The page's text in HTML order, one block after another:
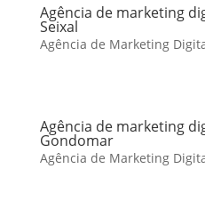
Agência de marketing
Seixal
Agência de Marketing
Agência de marketing
Gondomar
Agência de Marketing